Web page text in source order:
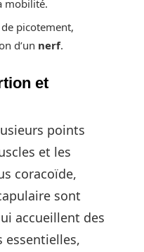
mobilité.
picotement,
d’un nerf.
et
points
et les
coracoïde,
sont
accueillent des
essentielles,